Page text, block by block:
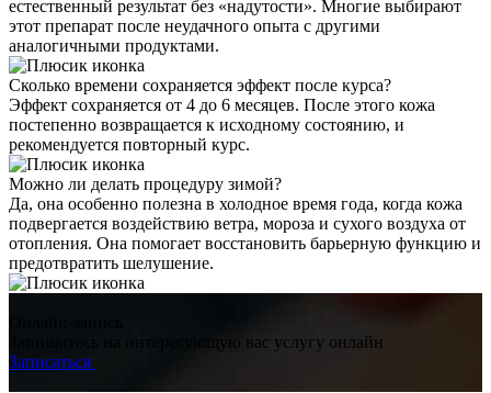
естественный результат без «надутости». Многие выбирают
этот препарат после неудачного опыта с другими
аналогичными продуктами.
Сколько времени сохраняется эффект после курса?
Эффект сохраняется от 4 до 6 месяцев. После этого кожа
постепенно возвращается к исходному состоянию, и
рекомендуется повторный курс.
Можно ли делать процедуру зимой?
Да, она особенно полезна в холодное время года, когда кожа
подвергается воздействию ветра, мороза и сухого воздуха от
отопления. Она помогает восстановить барьерную функцию и
предотвратить шелушение.
Запишитесь на интересующую вас услугу онлайн
Записаться